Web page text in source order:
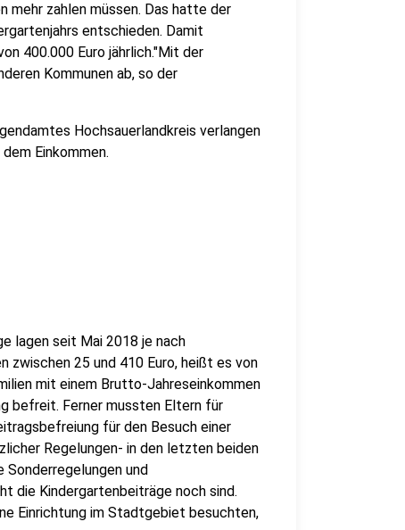
mehr zahlen müssen. Das hatte der
entschieden. Damit
400.000 Euro jährlich."Mit der
Kommunen ab, so der
Hochsauerlandkreis verlangen
Einkommen.
lagen seit Mai 2018 je nach
zwischen 25 und 410 Euro, heißt es von
mit einem Brutto-Jahreseinkommen
befreit. Ferner mussten Eltern für
für den Besuch einer
Regelungen- in den letzten beiden
Sonderregelungen und
die Kindergartenbeiträge noch sind.
Einrichtung im Stadtgebiet besuchten,